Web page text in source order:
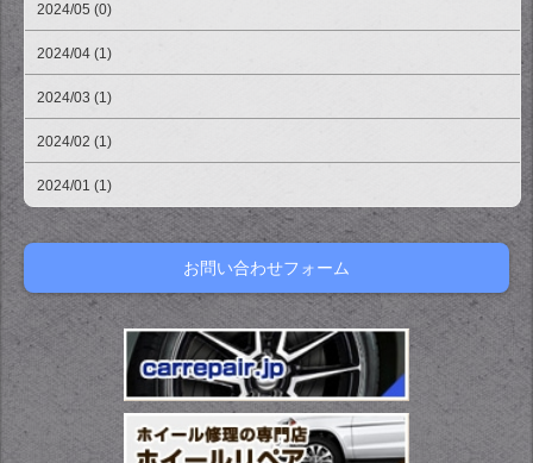
2024/05 (0)
2024/04 (1)
2024/03 (1)
2024/02 (1)
2024/01 (1)
お問い合わせフォーム